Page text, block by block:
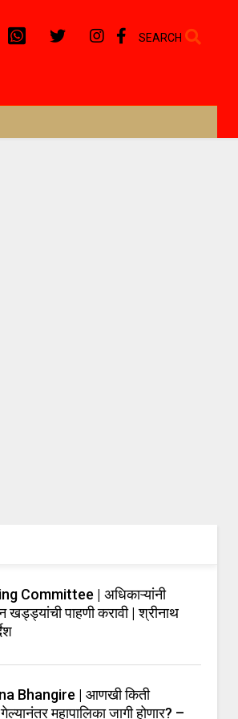
SEARCH
Committee | अधिकाऱ्यांनी
खड्ड्यांची पाहणी करावी | श्रीनाथ
Bhangire | आणखी किती
महापालिका जागी होणार? –